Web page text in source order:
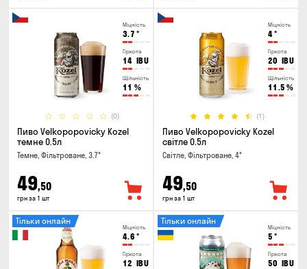
Міцність
3.7 °
Гіркота
14 IBU
Щільність
11 %
(0)
Пиво Velkopopovicky Kozel
темне 0.5л
Темне, Фільтроване, 3.7°
49,50
грн за 1 шт
Міцність
4°
Гіркота
20 IBU
Щільність
11.5 %
(1)
Пиво Velkopopovicky Kozel
світле 0.5л
Світле, Фільтроване, 4°
49,50
грн за 1 шт
Міцність
4.6 °
Гіркота
12 IBU
Тільки онлайн
Міцність
5 °
Гіркота
50 IBU
Тільки онлайн